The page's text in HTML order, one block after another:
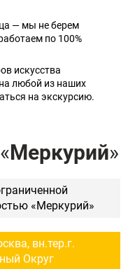
— мы не берем
по 100%
искусства
любой из наших
на экскурсию.
«Меркурий»
«Меркурий»
вн.тер.г.
Округ